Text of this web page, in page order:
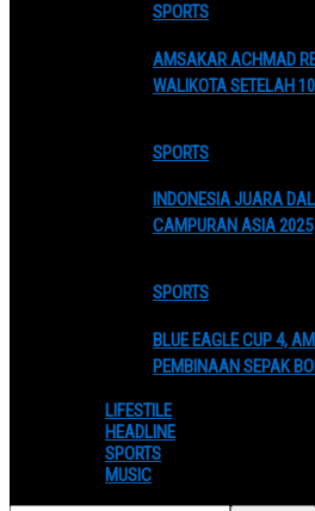
SPORTS
AMSAKAR ACHMAD
WALIKOTA SETELAH
SPORTS
INDONESIA JUARA
CAMPURAN ASIA 2025
SPORTS
BLUE EAGLE CUP 4,
PEMBINAAN SEPAK
LIFESTILE
HEADLINE
SPORTS
MUSIC